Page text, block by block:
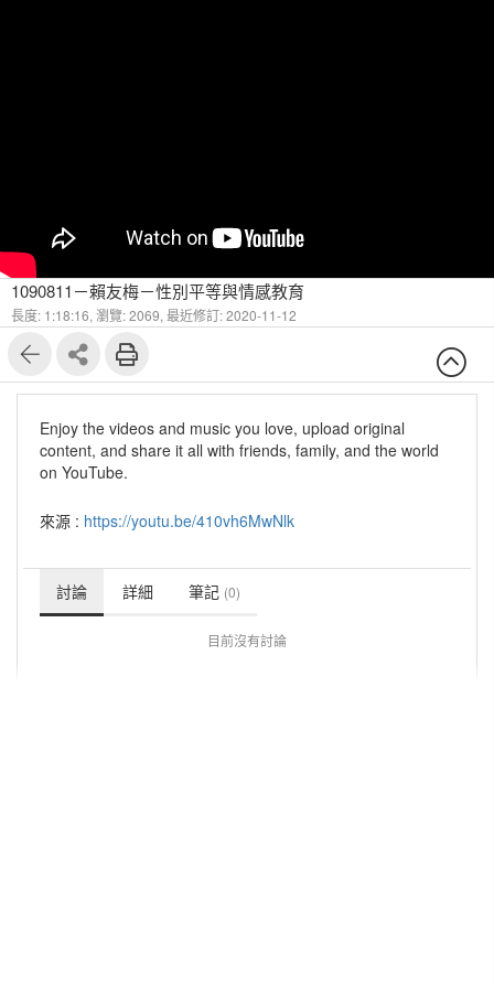
1090811－賴友梅－性別平等與情感教育
長度: 1:18:16, 瀏覽: 2069, 最近修訂: 2020-11-12
Enjoy the videos and music you love, upload original
content, and share it all with friends, family, and the world
on YouTube.
來源 : https://youtu.be/410vh6MwNlk
討論 詳細 筆記 (0)
目前沒有討論